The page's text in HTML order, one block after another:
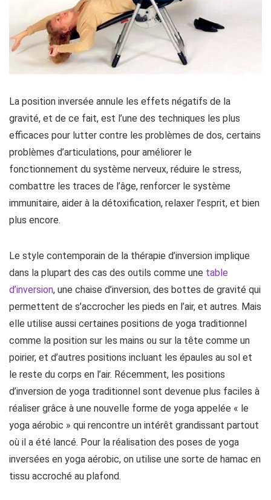
La position inversée annule les effets négatifs de la
gravité, et de ce fait, est l’une des techniques les plus
efficaces pour lutter contre les problèmes de dos, certains
problèmes d’articulations, pour améliorer le
fonctionnement du système nerveux, réduire le stress,
combattre les traces de l’âge, renforcer le système
immunitaire, aider à la détoxification, relaxer l’esprit, et bien
plus encore.
Le style contemporain de la thérapie d’inversion implique
dans la plupart des cas des outils comme une table
d’inversion, une chaise d’inversion, des bottes de gravité qui
permettent de s’accrocher les pieds en l’air, et autres. Mais
elle utilise aussi certaines positions de yoga traditionnel
comme la position sur les mains ou sur la tête comme un
poirier, et d’autres positions incluant les épaules au sol et
le reste du corps en l’air. Récemment, les positions
d’inversion de yoga traditionnel sont devenue plus faciles à
réaliser grâce à une nouvelle forme de yoga appelée « le
yoga aérobic » qui rencontre un intérêt grandissant partout
où il a été lancé. Pour la réalisation des poses de yoga
inversées en yoga aérobic, on utilise une sorte de hamac en
tissu accroché au plafond.